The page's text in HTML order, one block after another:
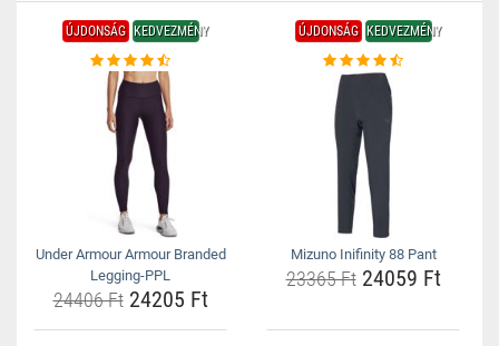
ÚJDONSÁG KEDVEZMÉNY
Under Armour Armour Branded
Legging-PPL
24406 Ft24205 Ft
ÚJDONSÁG KEDVEZMÉNY
Mizuno Inifinity 88 Pant
23365 Ft24059 Ft